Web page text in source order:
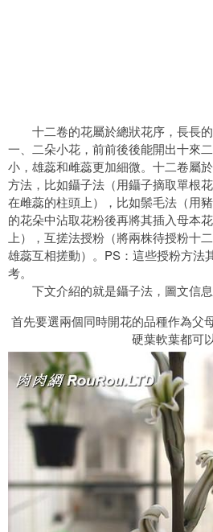
十二卷的花屬於總狀花序，長長的
一、二朵小花，前前後後能開出十來
小，雄蕊和雌蕊更加細微。十二卷屬
方法，比如鑷子法（用鑷子摘取單根
在雌蕊的柱頭上），比如鬃毛法（用
的花朵中沾取花粉後再將其插入母本
上），互搓法授粉（將兩株待授粉十
雄蕊互相搓動）。PS：這些授粉方法
考。
下文介紹的就是鑷子法，圖文信
首先要選兩個同時開花的品種作為父
硬葉軟葉都可以